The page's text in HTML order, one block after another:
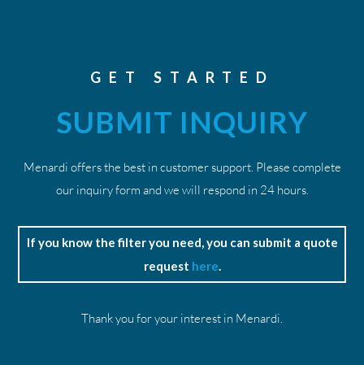
GET STARTED
SUBMIT INQUIRY
Menardi offers the best in customer support. Please complete
our inquiry form and we will respond in 24 hours.
If you know the filter you need, you can submit a quote
request here
Thank you for your interest in Menardi.